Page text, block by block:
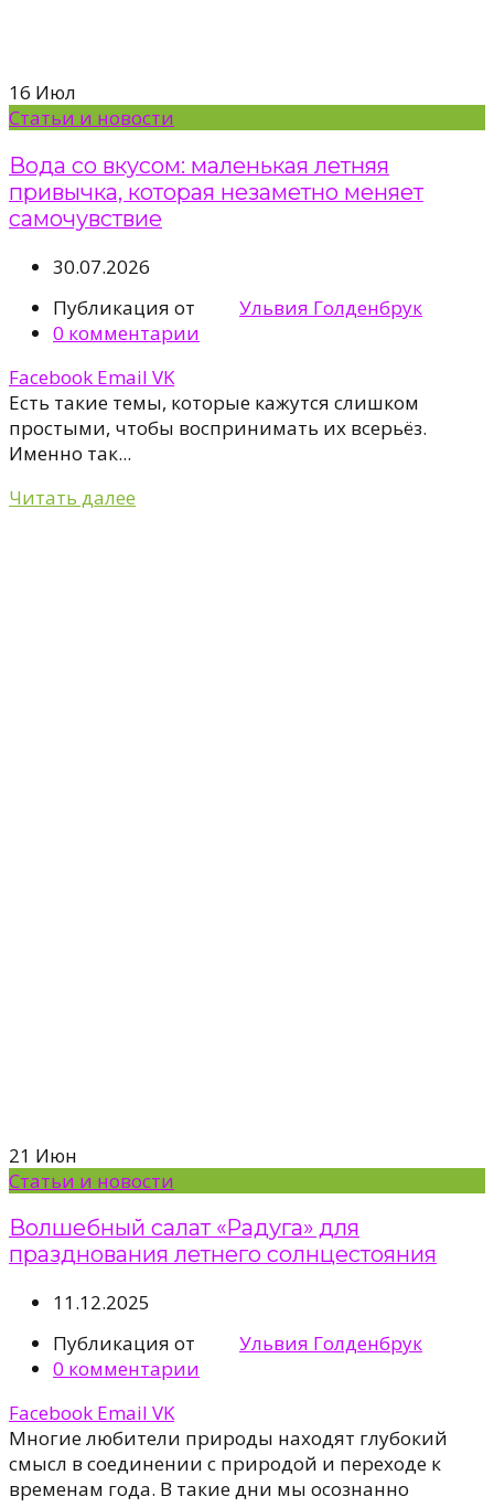
16 Июл
Статьи и новости
Вода со вкусом: маленькая летняя
привычка, которая незаметно меняет
самочувствие
30.07.2026
Публикация от
Ульвия Голденбрук
0 комментарии
Facebook Email VK
Есть такие темы, которые кажутся слишком
простыми, чтобы воспринимать их всерьёз.
Именно так...
Читать далее
21 Июн
Статьи и новости
Волшебный салат «Радуга» для
празднования летнего солнцестояния
11.12.2025
Публикация от
Ульвия Голденбрук
0 комментарии
Facebook Email VK
Многие любители природы находят глубокий
смысл в соединении с природой и переходе к
временам года. В такие дни мы осознанно